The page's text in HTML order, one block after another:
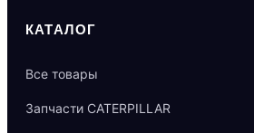
КАТАЛОГ
Все товары
Запчасти CATERPILLAR